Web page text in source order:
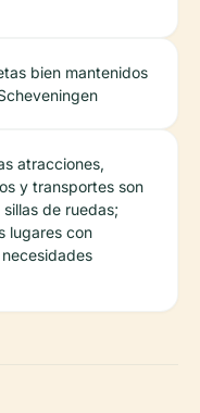
bien mantenidos
atracciones,
y transportes son
de ruedas;
lugares con